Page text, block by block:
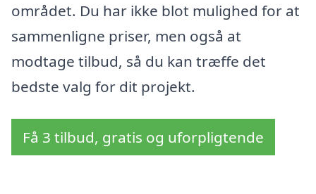
området. Du har ikke blot mulighed for at
sammenligne priser, men også at
modtage tilbud, så du kan træffe det
bedste valg for dit projekt.
Få 3 tilbud, gratis og uforpligtende